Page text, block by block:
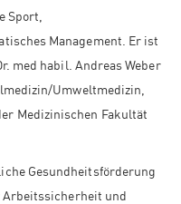
Sport,
Management. Er ist
med habil. Andreas Weber
Umweltmedizin,
Medizinischen Fakultät
Gesundheitsförderung
und